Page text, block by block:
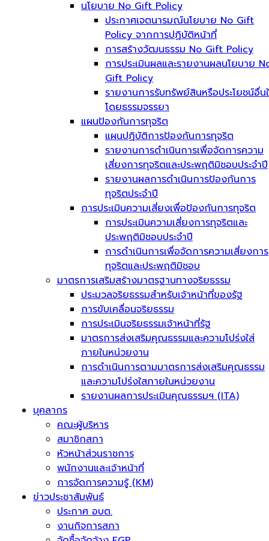
นโยบาย No Gift Policy
ประกาศเจตนารมณ์นโยบาย No Gift
Policy จากการปฏิบัติหน้าที่
การสร้างวัฒนธรรม No Gift Policy
การประเมินผลและรายงานผลนโยบาย
Gift Policy
รายงานการรับทรัพย์สินหรือประโยชน์อื่น
โดยธรรมจรรยา
แผนป้องกันการทุจริต
แผนปฏิบัติการป้องกันการทุจริต
รายงานการดำเนินการเพื่อจัดการความ
เสี่ยงการทุจริตและประพฤติมิชอบประจำปี
รายงานผลการดำเนินการป้องกันการ
ทุจริตประจำปี
การประเมินความเสี่ยงเพื่อป้องกันการทุจริต
การประเมินความเสี่ยงการทุจริตและ
ประพฤติมิชอบประจำปี
การดำเนินการเพื่อจัดการความเสี่ยงการ
ทุจริตและประพฤติมิชอบ
มาตรการเสริมสร้างมาตรฐานทางจริยธรรม
ประมวลจริยธรรมสำหรับเจ้าหน้าที่ของรัฐ
การขับเคลื่อนจริยธรรม
การประเมินจริยธรรมเจ้าหน้าที่รัฐ
มาตรการส่งเสริมคุณธรรมและความโปร่งใส่
ภายในหน่วยงาน
การดำเนินการตามมาตรการส่งเสริมคุณธรรม
และความโปร่งใสภายในหน่วยงาน
รายงานผลการประเมินคุณธรรมฯ (ITA)
บุคลากร
คณะผู้บริหาร
สมาชิกสภา
หัวหน้าส่วนราชการ
พนักงานและเจ้าหน้าที่
การจัดการความรู้ (KM)
ข่าวประชาสัมพันธ์
ประกาศ อบต.
งานกิจการสภา